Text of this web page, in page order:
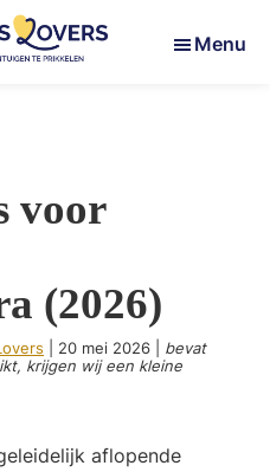
Menu
voor
(2026)
20 mei 2026
bevat
krijgen wij een kleine
aflopende